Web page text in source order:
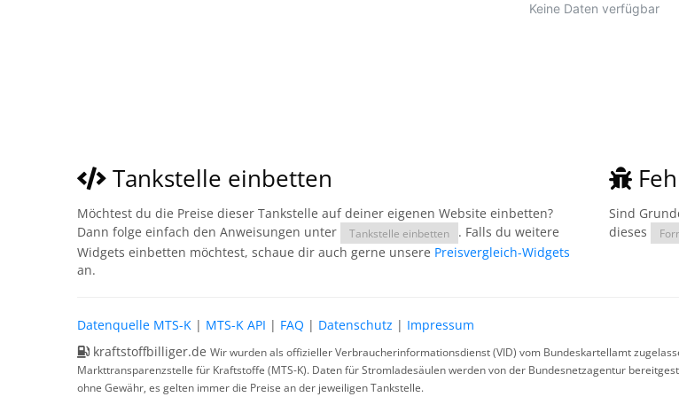
Tankstelle einbetten
Möchtest du die Preise dieser Tankstelle auf deiner eigenen Website einbetten?
Dann folge einfach den Anweisungen unter
Tankstelle einbetten
. Falls du weitere
Widgets einbetten möchtest, schaue dir auch gerne unsere Preisvergleich-Widgets
an.
Sind
dieses
Datenquelle MTS-K | MTS-K API | FAQ | Datenschutz | Impressum
kraftstoffbilliger.de Wir wurden als offizieller Verbraucherinformationsdienst (VID) vom Bundeskartellamt
Markttransparenzstelle für Kraftstoffe (MTS-K). Daten für Stromladesäulen werden von der Bundesnetzagentur
ohne Gewähr, es gelten immer die Preise an der jeweiligen Tankstelle.